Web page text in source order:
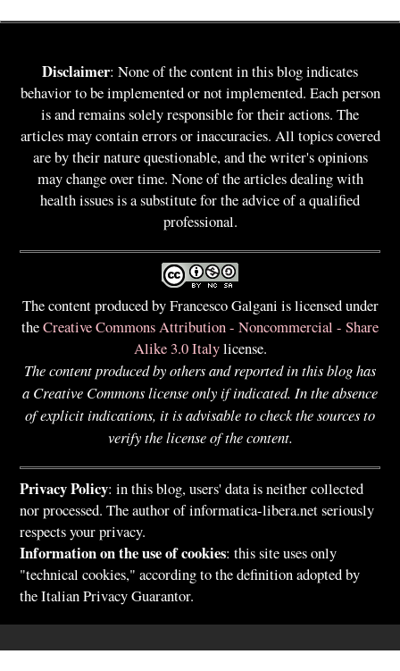
Disclaimer: None of the content in this blog indicates
behavior to be implemented or not implemented. Each person
is and remains solely responsible for their actions. The
articles may contain errors or inaccuracies. All topics covered
are by their nature questionable, and the writer's opinions
may change over time. None of the articles dealing with
health issues is a substitute for the advice of a qualified
professional.
The content produced by Francesco Galgani is licensed under
theCreative Commons Attribution - Noncommercial - Share
Alike 3.0 Italylicense.
The content produced by others and reported in this blog has
a Creative Commons license only if indicated. In the absence
of explicit indications, it is advisable to check the sources to
verify the license of the content.
Privacy Policy: in this blog, users' data is neither collected
nor processed. The author of informatica-libera.net seriously
respects your privacy.
Information on the use of cookies: this site uses only
"technical cookies," according to the definition adopted by
the Italian Privacy Guarantor.